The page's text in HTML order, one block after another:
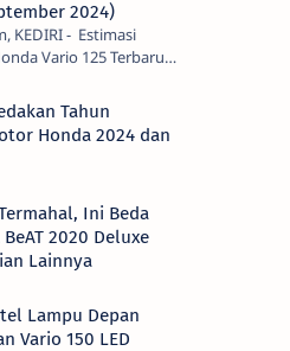
2024)
KEDIRI - Estimasi
Vario 125 Terbaru
(Update September
PT Astra Honda
Tahun
Honda 2024 dan
Ini Beda
2020 Deluxe
Lainnya
Lampu Depan
Vario 150 LED